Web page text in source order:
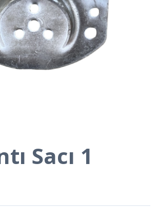
Sacı 1